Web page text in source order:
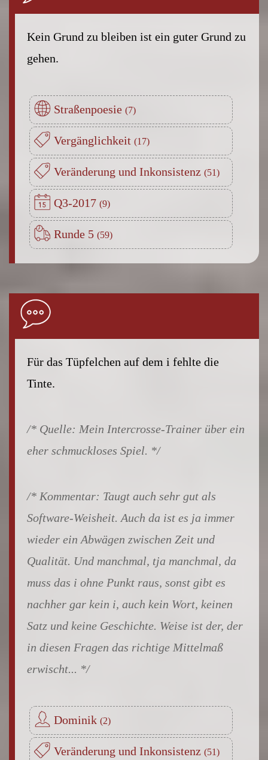
Kein Grund zu bleiben ist ein guter Grund zu
gehen.
Straßenpoesie
Vergänglichkeit
Veränderung und Inkonsistenz
Q3-2017
Runde 5
Für das Tüpfelchen auf dem i fehlte die
Tinte.
Mein Intercrosse-Trainer über ein
eher schmuckloses Spiel.
Taugt auch sehr gut als
Software-Weisheit. Auch da ist es ja immer
wieder ein Abwägen zwischen Zeit und
Qualität. Und manchmal, tja manchmal, da
muss das i ohne Punkt raus, sonst gibt es
nachher gar kein i, auch kein Wort, keinen
Satz und keine Geschichte. Weise ist der, der
in diesen Fragen das richtige Mittelmaß
erwischt...
Dominik
Veränderung und Inkonsistenz